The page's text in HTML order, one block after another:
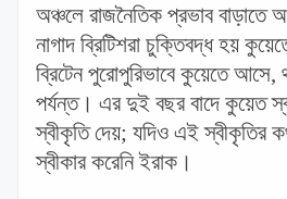
অঞ্চলে রাজনৈতিক প্রভাব
নাগাদ ব্রিটিশরা চুক্তিবদ্ধ হয়
ব্রিটেন পুরোপুরিভাবে কুয়েতে আসে,
পর্যন্ত। এর দুই বছর বাদে কুয়েত
স্বীকৃতি দেয়; যদিও এই স্বীকৃতির
স্বীকার করেনি ইরাক।